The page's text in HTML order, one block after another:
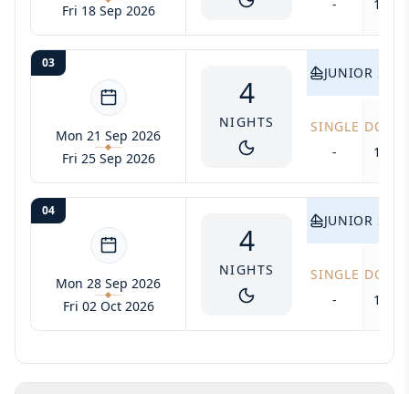
Fri 18 Sep 2026
-
1700$
03
Mon 21 Sep 2026
Fri 25 Sep 2026
4
NIGHTS
JUNIOR
SINGLE
-
1700$
04
Mon 28 Sep 2026
Fri 02 Oct 2026
4
NIGHTS
JUNIOR
SINGLE
-
1700$